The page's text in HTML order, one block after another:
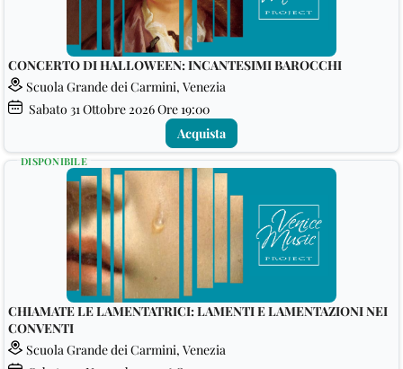
CONCERTO DI HALLOWEEN: INCANTESIMI BAROCCHI
Scuola Grande dei Carmini, Venezia
Sabato 31Ottobre 2026Ore 19:00
Acquista
CHIAMATE LE LAMENTATRICI: LAMENTI E LAMENTAZIONI NEI
CONVENTI
Scuola Grande dei Carmini, Venezia
DISPONIBILE